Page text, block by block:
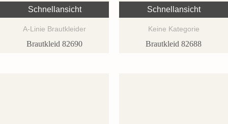
Schnellansicht
A-Linie Brautkleider
Brautkleid 82690
Schnellansicht
Keine Kategorie
Brautkleid 82688